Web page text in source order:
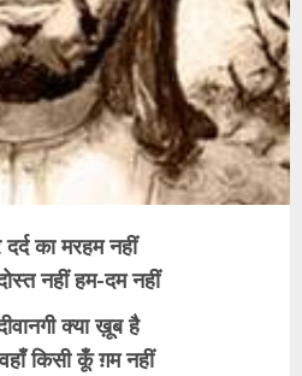
का मरहम नहीं
नहीं हम-दम नहीं
क्या ख़ूब है
किसी कूँ ग़म नहीं